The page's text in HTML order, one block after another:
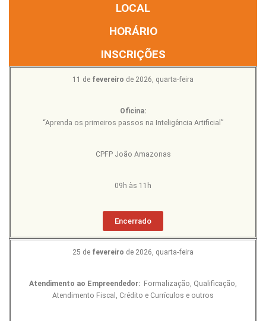
LOCAL
HORÁRIO
INSCRIÇÕES
11 de fevereiro de 2026, quarta-feira
Oficina:
“Aprenda os primeiros passos na Inteligência Artificial”
CPFP João Amazonas
09h às 11h
Encerrado
25 de fevereiro de 2026, quarta-feira
Atendimento ao Empreendedor: Formalização, Qualificação,
Atendimento Fiscal, Crédito e Currículos e outros